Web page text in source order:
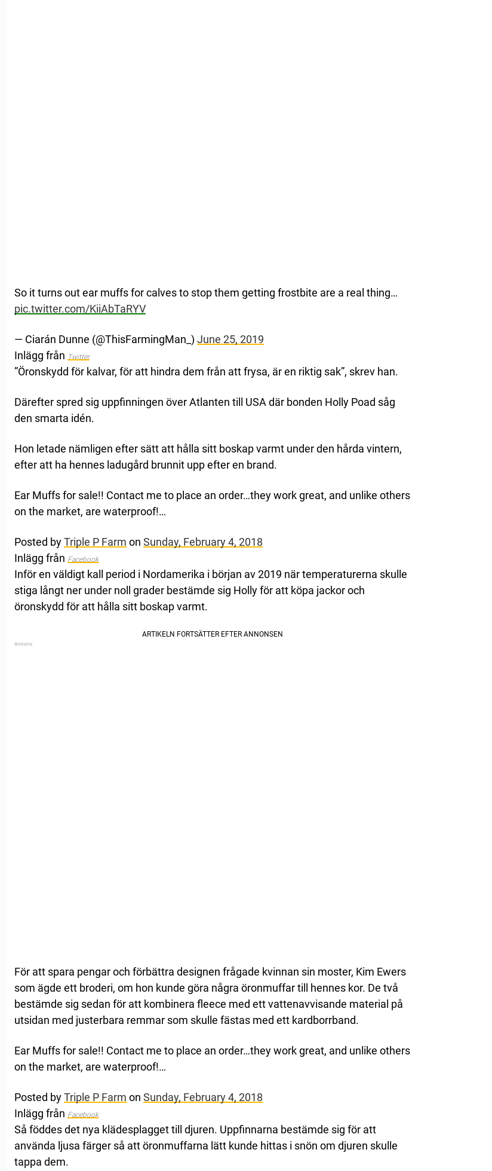
So it turns out ear muffs for calves to stop them getting frostbite are a real thing…
pic.twitter.com/KiiAbTaRYV
— Ciarán Dunne (@ThisFarmingMan_) June 25, 2019
Inlägg från Twitter
”Öronskydd för kalvar, för att hindra dem från att frysa, är en riktig sak”, skrev han.
Därefter spred sig uppfinningen över Atlanten till USA där bonden Holly Poad såg
den smarta idén.
Hon letade nämligen efter sätt att hålla sitt boskap varmt under den hårda vintern,
efter att ha hennes ladugård brunnit upp efter en brand.
Ear Muffs for sale!! Contact me to place an order…they work great, and unlike others
on the market, are waterproof!…
Posted byTriple P Farm on Sunday, February 4, 2018
Inlägg från Facebook
Inför en väldigt kall period i Nordamerika i början av 2019 när temperaturerna skulle
stiga långt ner under noll grader bestämde sig Holly för att köpa jackor och
öronskydd för att hålla sitt boskap varmt.
För att spara pengar och förbättra designen frågade kvinnan sin moster, Kim Ewers
som ägde ett broderi, om hon kunde göra några öronmuffar till hennes kor. De två
bestämde sig sedan för att kombinera fleece med ett vattenavvisande material på
utsidan med justerbara remmar som skulle fästas med ett kardborrband.
Ear Muffs for sale!! Contact me to place an order…they work great, and unlike others
on the market, are waterproof!…
Posted byTriple P Farm on Sunday, February 4, 2018
Inlägg från Facebook
Så föddes det nya klädesplagget till djuren. Uppfinnarna bestämde sig för att
använda ljusa färger så att öronmuffarna lätt kunde hittas i snön om djuren skulle
tappa dem.